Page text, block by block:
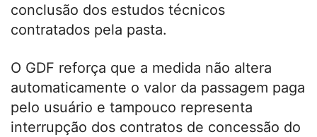
conclusão dos estudos técnicos
contratados pela pasta.
O GDF reforça que a medida não altera
automaticamente o valor da passagem paga
pelo usuário e tampouco representa
interrupção dos contratos de concessão do